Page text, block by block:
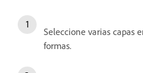
Seleccione varias capas
formas.